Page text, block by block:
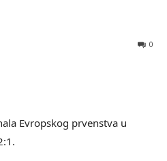
0
Evropskog prvenstva u